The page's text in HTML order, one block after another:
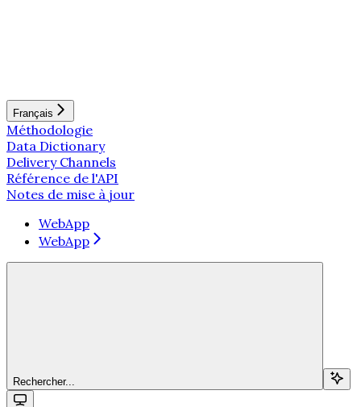
Français
Méthodologie
Data Dictionary
Delivery Channels
Référence de l'API
Notes de mise à jour
WebApp
WebApp
Rechercher...